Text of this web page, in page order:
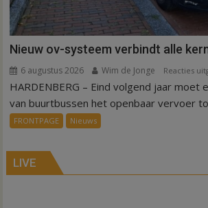
Nieuw ov-systeem verbindt alle
6 augustus 2026 Wim de Jonge Reacties
HARDENBERG – Eind volgend jaar
van buurtbussen het openbaar vervoer
FRONTPAGE Nieuws
LIVE